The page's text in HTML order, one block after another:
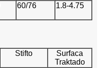
60/76 1.8-4.75
Stifto
Surfaca
Traktado